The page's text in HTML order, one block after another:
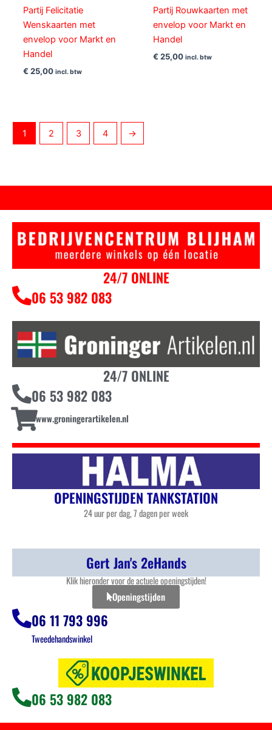
Partij Felicitatie
Wenskaarten met
envelop voor Markt en
Handel
€ 25,00 incl. btw
Partij Rouwkaarten met
envelop voor Markt en
Handel
€ 25,00 incl. btw
1 2 3 4 →
24/7 ONLINE
06 53 982 083
24/7 ONLINE
06 53 982 083
www.groningerartikelen.nl
OPENINGSTIJDEN TANKSTATION
24 uur per dag, 7 dagen per week
Gert Jan's 2eHands
Klik hieronder voor de actuele openingstijden!
Openingstijden
06 11 793 996
Tweedehandswinkel
06 53 982 083